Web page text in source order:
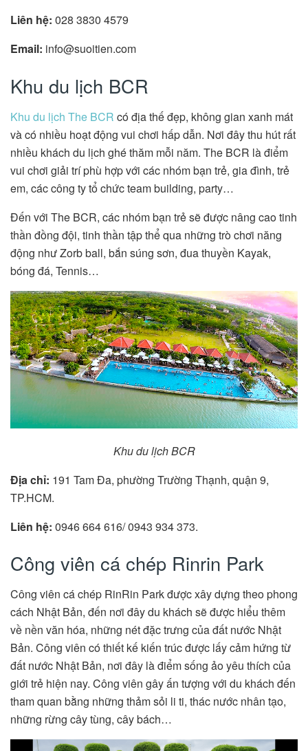
Liên hệ: 028 3830 4579
Email: info@suoitien.com
Khu du lịch BCR
Khu du lịch The BCR có địa thế đẹp, không gian xanh mát
và có nhiều hoạt động vui chơi hấp dẫn. Nơi đây thu hút rất
nhiều khách du lịch ghé thăm mỗi năm. The BCR là điểm
vui chơi giải trí phù hợp với các nhóm bạn trẻ, gia đình, trẻ
em, các công ty tổ chức team building, party…
Đến với The BCR, các nhóm bạn trẻ sẽ được nâng cao tinh
thần đồng đội, tinh thần tập thể qua những trò chơi năng
động như Zorb ball, bắn súng sơn, đua thuyền Kayak,
bóng đá, Tennis…
Khu du lịch BCR
Địa chỉ: 191 Tam Đa, phường Trường Thạnh, quận 9,
TP.HCM.
Liên hệ: 0946 664 616/ 0943 934 373.
Công viên cá chép Rinrin Park
Công viên cá chép RinRin Park được xây dựng theo phong
cách Nhật Bản, đến nơi đây du khách sẽ được hiểu thêm
về nền văn hóa, những nét đặc trưng của đất nước Nhật
Bản. Công viên có thiết kế kiến trúc được lấy cảm hứng từ
đất nước Nhật Bản, nơi đây là điểm sống ảo yêu thích của
giới trẻ hiện nay. Công viên gây ấn tượng với du khách đến
tham quan bằng những thảm sỏi li ti, thác nước nhân tạo,
những rừng cây tùng, cây bách…